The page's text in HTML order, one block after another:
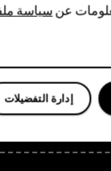
عنسياسة
إدارة التفضيلات